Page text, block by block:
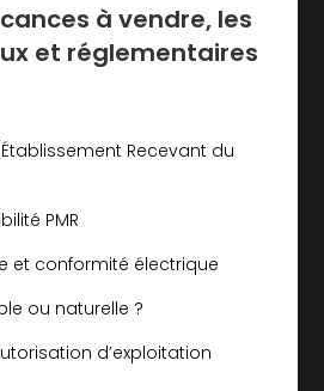
à vendre, les
et réglementaires
Recevant du
PMR
et conformité électrique
ou naturelle ?
d’exploitation